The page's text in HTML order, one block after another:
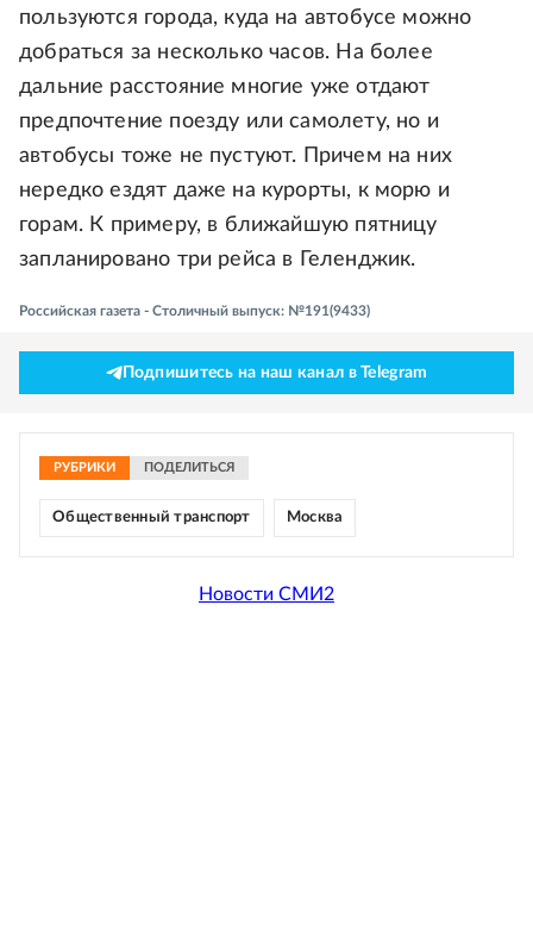
пользуются города, куда на автобусе можно
добраться за несколько часов. На более
дальние расстояние многие уже отдают
предпочтение поезду или самолету, но и
автобусы тоже не пустуют. Причем на них
нередко ездят даже на курорты, к морю и
горам. К примеру, в ближайшую пятницу
запланировано три рейса в Геленджик.
Российская газета - Столичный выпуск: №191(9433)
Подпишитесь на наш канал в Telegram
РУБРИКИ ПОДЕЛИТЬСЯ
Общественный транспорт Москва
Новости СМИ2